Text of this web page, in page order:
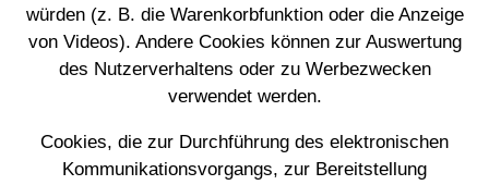
würden (z. B. die Warenkorbfunktion oder die Anzeige
von Videos). Andere Cookies können zur Auswertung
des Nutzerverhaltens oder zu Werbezwecken
verwendet werden.
Cookies, die zur Durchführung des elektronischen
Kommunikationsvorgangs, zur Bereitstellung